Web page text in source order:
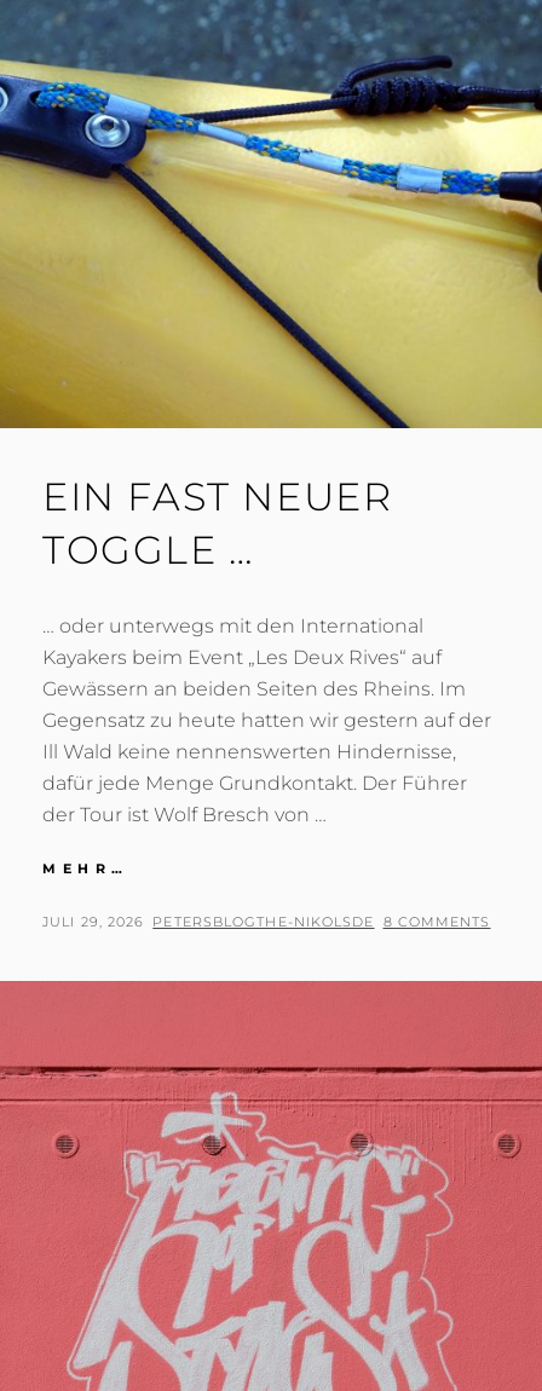
EIN FAST NEUER
TOGGLE …
… oder unterwegs mit den International
Kayakers beim Event „Les Deux Rives“ auf
Gewässern an beiden Seiten des Rheins. Im
Gegensatz zu heute hatten wir gestern auf der
Ill Wald keine nennenswerten Hindernisse,
dafür jede Menge Grundkontakt. Der Führer
der Tour ist Wolf Bresch von …
MEHR…
NEUER
POSTED
JULI 29, 2026 BY
PETERSBLOGTHE-NIKOLSDE 8 COMMENTS